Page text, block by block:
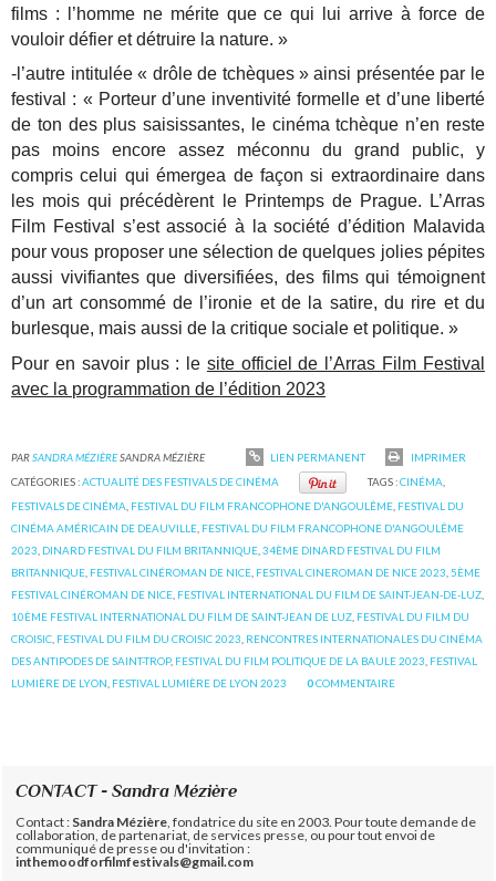
films : l’homme ne mérite que ce qui lui arrive à force de
vouloir défier et détruire la nature. »
-l’autre intitulée « drôle de tchèques » ainsi présentée par le
festival : « Porteur d’une inventivité formelle et d’une liberté
de ton des plus saisissantes, le cinéma tchèque n’en reste
pas moins encore assez méconnu du grand public, y
compris celui qui émergea de façon si extraordinaire dans
les mois qui précédèrent le Printemps de Prague. L’Arras
Film Festival s’est associé à la société d’édition Malavida
pour vous proposer une sélection de quelques jolies pépites
aussi vivifiantes que diversifiées, des films qui témoignent
d’un art consommé de l’ironie et de la satire, du rire et du
burlesque, mais aussi de la critique sociale et politique. »
Pour en savoir plus : le site officiel de l’Arras Film Festival
avec la programmation de l’édition 2023
PARSANDRA MÉZIÈRESANDRA MÉZIÈRE LIEN PERMANENT
IMPRIMER
CATÉGORIES :ACTUALITÉ DES FESTIVALS DE CINÉMA TAGS :CINÉMA
FESTIVALS DE CINÉMA FESTIVAL DU FILM FRANCOPHONE D'ANGOULÊME FESTIVAL DU
CINÉMA AMÉRICAIN DE DEAUVILLE FESTIVAL DU FILM FRANCOPHONE D'ANGOULÊME
2023 DINARD FESTIVAL DU FILM BRITANNIQUE ,34ÈME DINARD FESTIVAL DU FILM
BRITANNIQUE FESTIVAL CINÉROMAN DE NICE FESTIVAL CINEROMAN DE NICE 2023 5ÈME
FESTIVAL CINÉROMAN DE NICE FESTIVAL INTERNATIONAL DU FILM DE SAINT-JEAN-DE-LUZ
10ÈME FESTIVAL INTERNATIONAL DU FILM DE SAINT-JEAN DE LUZ FESTIVAL DU FILM DU
CROISIC FESTIVAL DU FILM DU CROISIC 2023 RENCONTRES INTERNATIONALES DU CINÉMA
DES ANTIPODES DE SAINT-TROP, FESTIVAL DU FILM POLITIQUE DE LA BAULE 2023 FESTIVAL
LUMIÈRE DE LYON FESTIVAL LUMIÈRE DE LYON 2023 0COMMENTAIRE
CONTACT - Sandra Mézière
Contact : Sandra Mézière , fondatrice du site en 2003. Pour toute demande de
collaboration, de partenariat, de services presse, ou pour tout envoi de
communiqué de presse ou d'invitation :
inthemoodforfilmfestivals@gmail.com